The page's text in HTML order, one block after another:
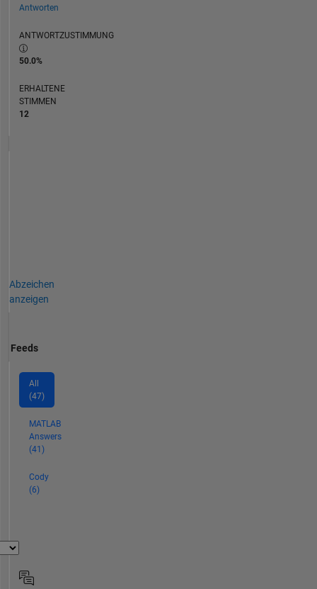
Antworten
ANTWORTZUSTIMMUNG
50.0%
ERHALTENE
STIMMEN
12
Abzeichen
anzeigen
Feeds
All
(47)
MATLAB
Answers
(41)
Cody
(6)